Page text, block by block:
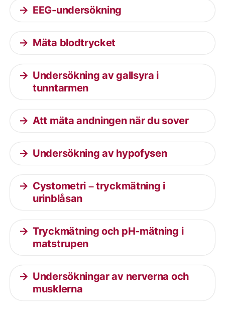
EEG-undersökning
Mäta blodtrycket
Undersökning av gallsyra i
tunntarmen
Att mäta andningen när du sover
Undersökning av hypofysen
Cystometri – tryckmätning i
urinblåsan
Tryckmätning och pH-mätning i
matstrupen
Undersökningar av nerverna och
musklerna